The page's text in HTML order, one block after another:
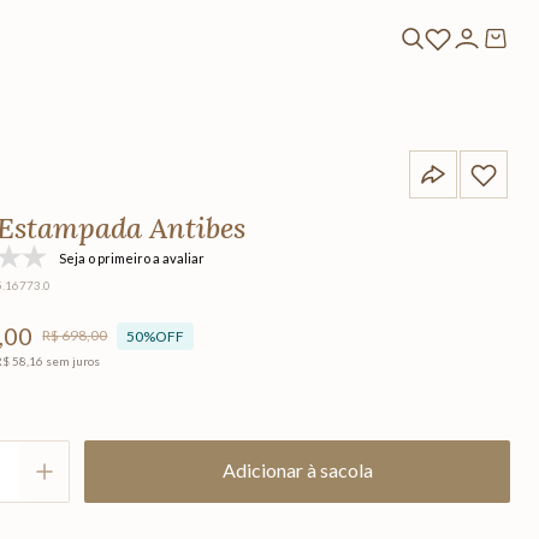
Antibes
Seja o primeiro a avaliar
,00 R$698,00 50%OFF
58 16 sem juros
Adicionar à sacola